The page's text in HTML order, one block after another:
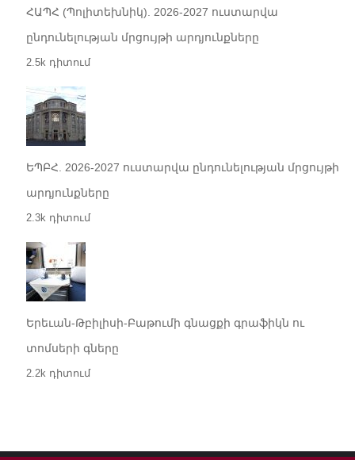
ՀԱՊՀ (Պոլիտեխնիկ). 2026-2027 ուստարվա
ընդունելության մրցույթի արդյունքները
2.5k դիտում
ԵՊԲՀ. 2026-2027 ուստարվա ընդունելության մրցույթի
արդյունքները
2.3k դիտում
Երեւան-Թբիլիսի-Բաթումի գնացքի գրաֆիկն ու
տոմսերի գները
2.2k դիտում